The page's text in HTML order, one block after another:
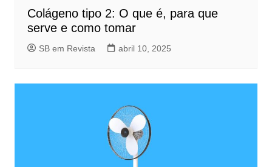
Colágeno tipo 2: O que é, para que
serve e como tomar
SB em Revista abril 10, 2025